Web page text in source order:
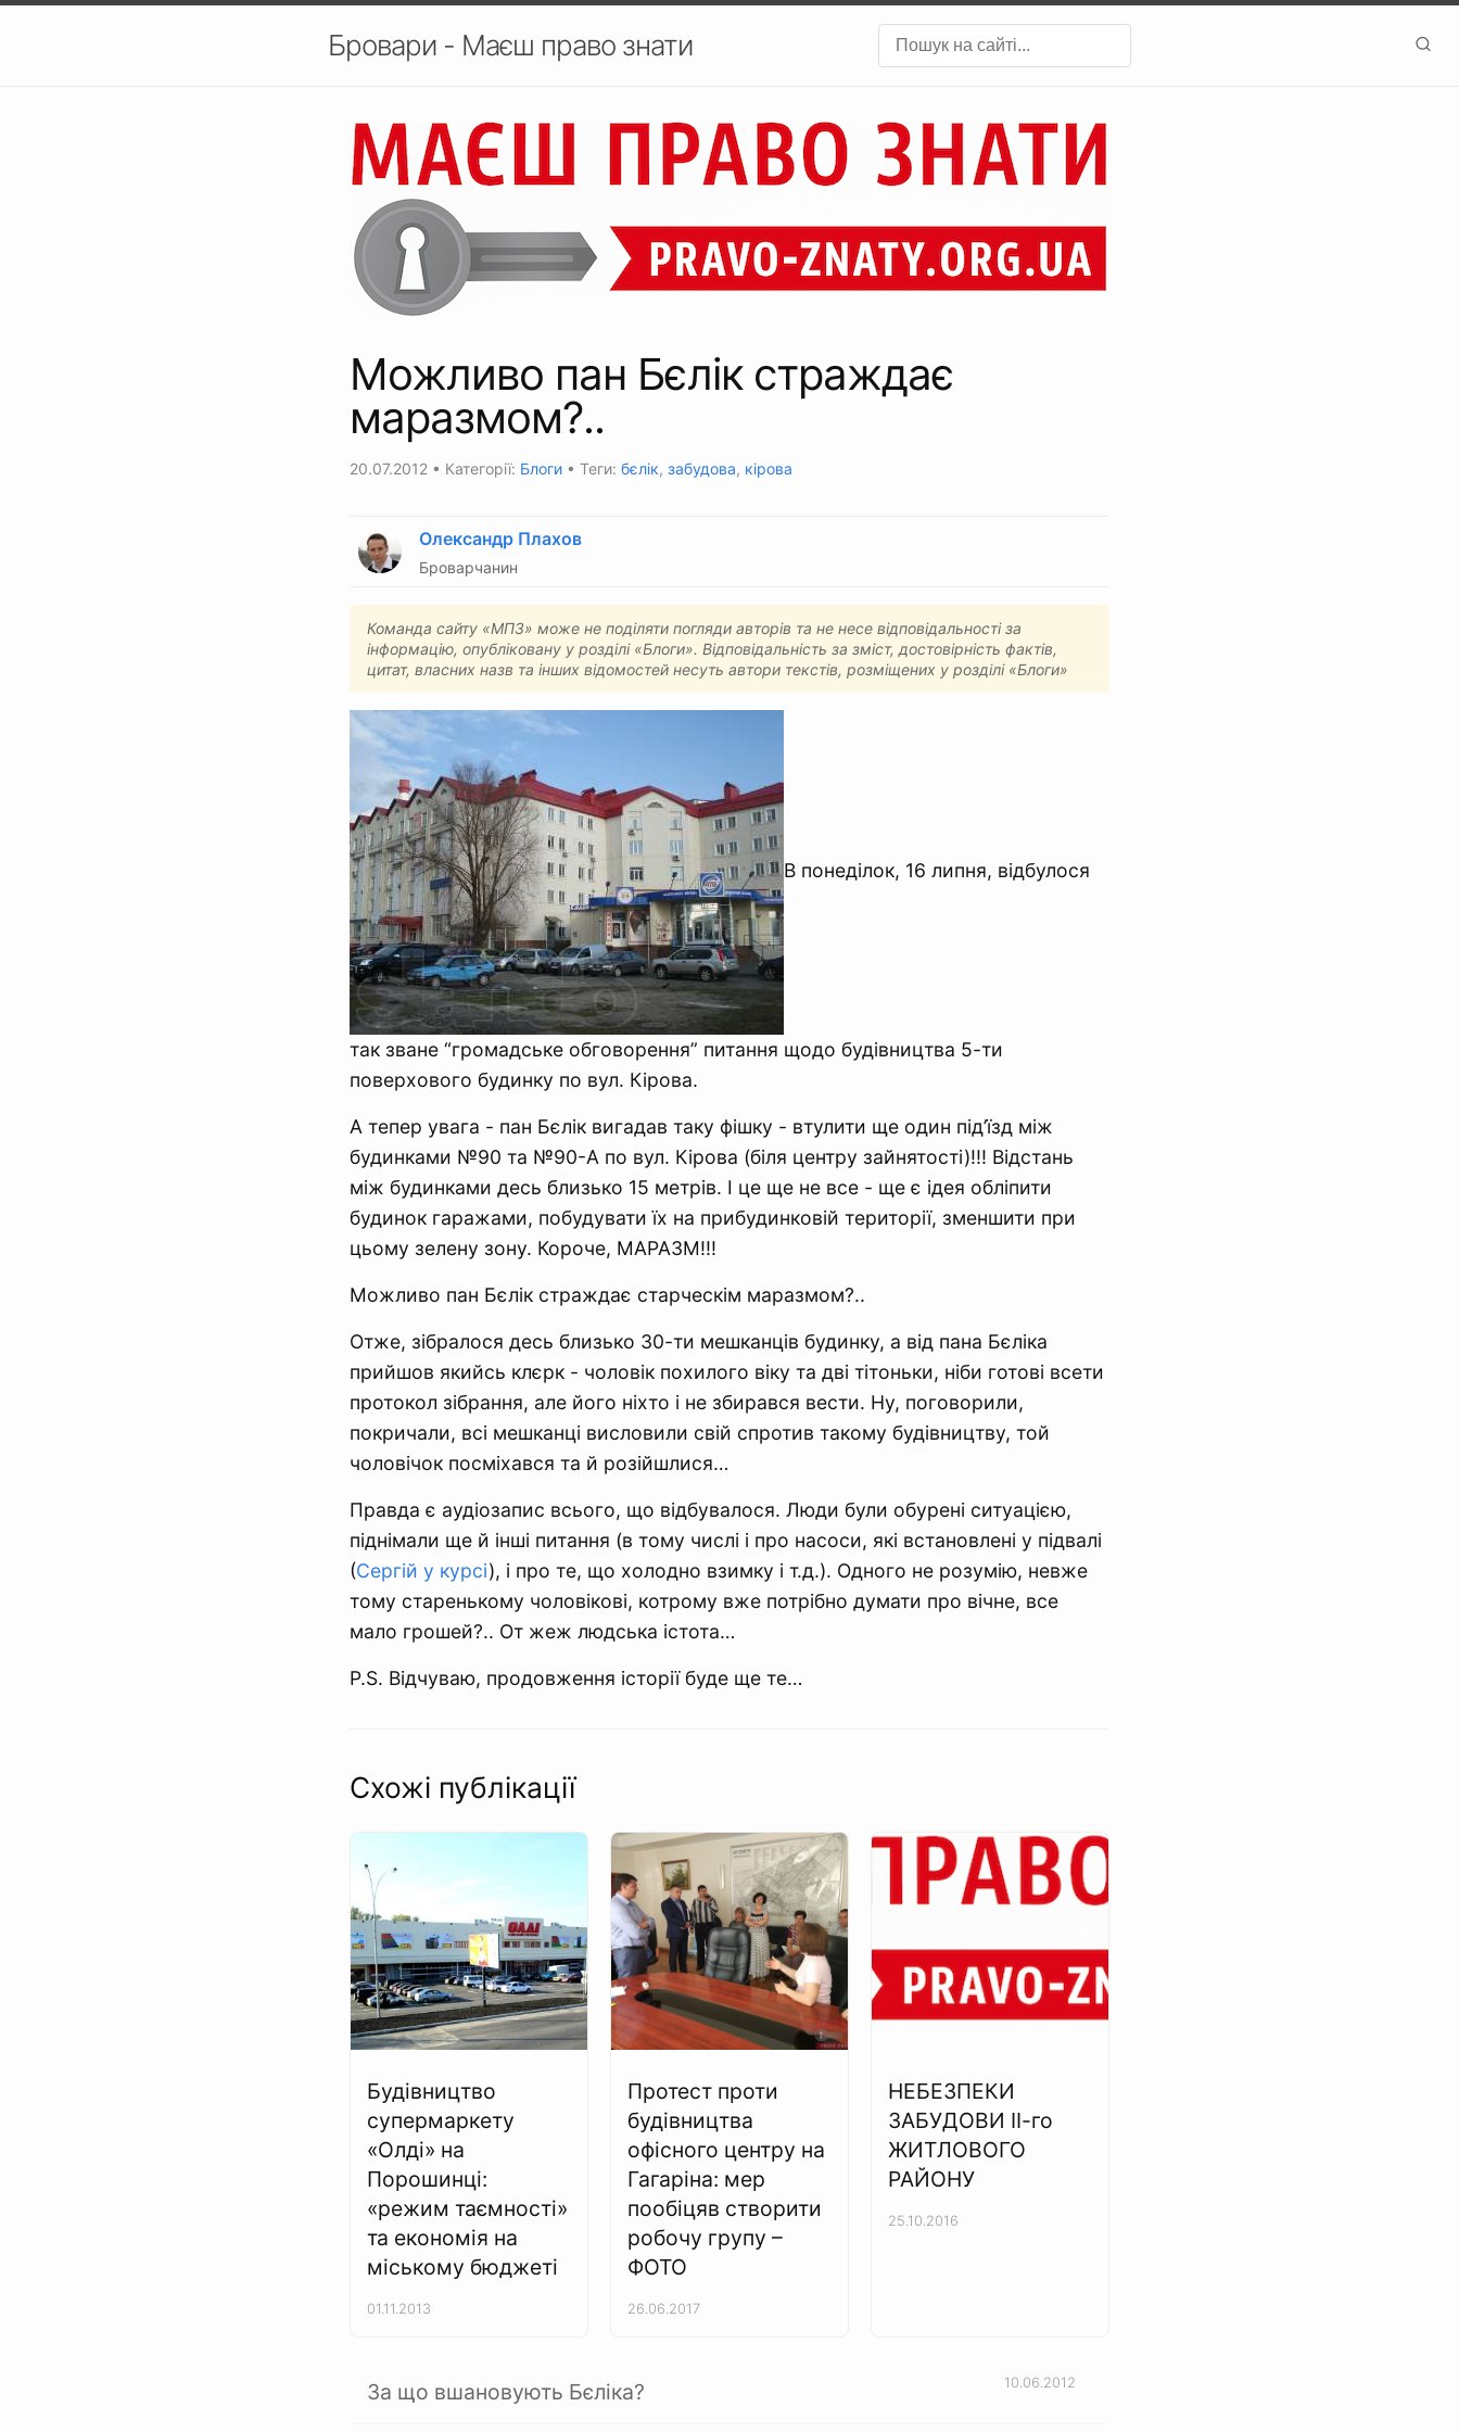
Бровари - Маєш право знати
Можливо пан Бєлік страждає
маразмом?..
20.07.2012 • Категорії: Блоги • Теги: бєлік, забудова, кірова
Олександр Плахов
Броварчанин
Команда сайту «МПЗ» може не поділяти погляди авторів та не несе відповідальності за
інформацію, опубліковану у розділі «Блоги». Відповідальність за зміст, достовірність фактів,
цитат, власних назв та інших відомостей несуть автори текстів, розміщених у розділі «Блоги»
В понеділок, 16 липня, відбулося
так зване “громадське обговорення” питання щодо будівництва 5-ти
поверхового будинку по вул. Кірова.
А тепер увага - пан Бєлік вигадав таку фішку - втулити ще один під’їзд між
будинками №90 та №90-А по вул. Кірова (біля центру зайнятості)!!! Відстань
між будинками десь близько 15 метрів. І це ще не все - ще є ідея обліпити
будинок гаражами, побудувати їх на прибудинковій території, зменшити при
цьому зелену зону. Короче, МАРАЗМ!!!
Можливо пан Бєлік страждає старческім маразмом?..
Отже, зібралося десь близько 30-ти мешканців будинку, а від пана Бєліка
прийшов якийсь клєрк - чоловік похилого віку та дві тітоньки, ніби готові всети
протокол зібрання, але його ніхто і не збирався вести. Ну, поговорили,
покричали, всі мешканці висловили свій спротив такому будівництву, той
чоловічок посміхався та й розійшлися…
Правда є аудіозапис всього, що відбувалося. Люди були обурені ситуацією,
піднімали ще й інші питання (в тому числі і про насоси, які встановлені у підвалі
(Сергій у курсі), і про те, що холодно взимку і т.д.). Одного не розумію, невже
тому старенькому чоловікові, котрому вже потрібно думати про вічне, все
мало грошей?.. От жеж людська істота…
P.S. Відчуваю, продовження історії буде ще те…
Схожі публікації
Будівництво
супермаркету
«Олді» на
Порошинці:
«режим таємності»
та економія на
міському бюджеті
01.11.2013
Протест проти
будівництва
офісного центру на
Гагаріна: мер
пообіцяв створити
робочу групу –
ФОТО
26.06.2017
НЕБЕЗПЕКИ
ЗАБУДОВИ ІІ-го
ЖИТЛОВОГО
РАЙОНУ
25.10.2016
За що вшановують Бєліка? 10.06.2012